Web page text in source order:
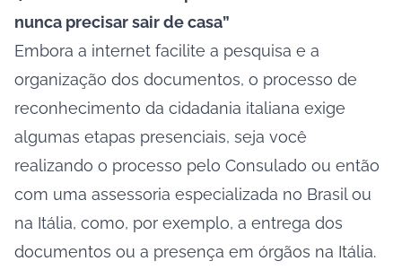
nunca precisar sair de casa”
Embora a internet facilite a pesquisa e a
organização dos documentos, o processo de
reconhecimento da cidadania italiana exige
algumas etapas presenciais, seja você
realizando o processo pelo Consulado ou então
com uma assessoria especializada no Brasil ou
na Itália, como, por exemplo, a entrega dos
documentos ou a presença em órgãos na Itália.